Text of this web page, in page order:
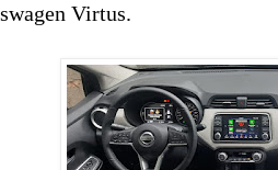
Virtus.